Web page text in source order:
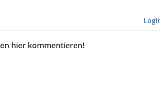
hier kommentieren!